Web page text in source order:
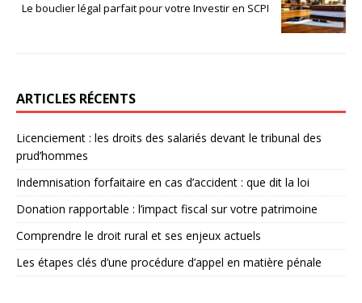
Le bouclier légal parfait pour votre Investir en SCPI
ARTICLES RÉCENTS
Licenciement : les droits des salariés devant le tribunal des
prud’hommes
Indemnisation forfaitaire en cas d’accident : que dit la loi
Donation rapportable : l’impact fiscal sur votre patrimoine
Comprendre le droit rural et ses enjeux actuels
Les étapes clés d’une procédure d’appel en matière pénale